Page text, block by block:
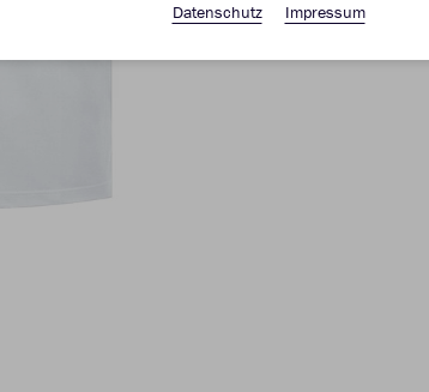
Datenschutz Impressum